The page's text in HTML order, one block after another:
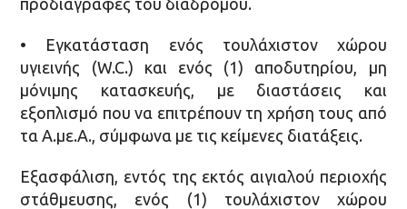
• Εγκατάσταση ενός τουλάχιστον χώρου
υγιεινής (W.C.) και ενός (1) αποδυτηρίου, μη
μόνιμης κατασκευής, με διαστάσεις και
εξοπλισμό που να επιτρέπουν τη χρήση τους από
τα Α.με.Α., σύμφωνα με τις κείμενες διατάξεις.
Εξασφάλιση, εντός της εκτός αιγιαλού περιοχής
στάθμευσης, ενός (1) τουλάχιστον χώρου